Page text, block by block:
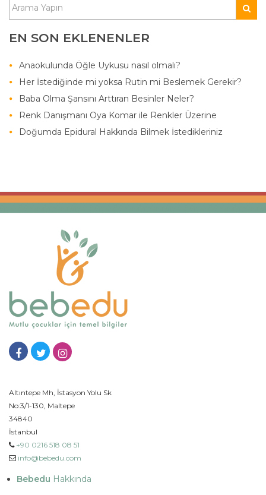
EN SON EKLENENLER
Anaokulunda Öğle Uykusu nasıl olmalı?
Her İstediğinde mi yoksa Rutin mi Beslemek Gerekir?
Baba Olma Şansını Arttıran Besinler Neler?
Renk Danışmanı Oya Komar ile Renkler Üzerine
Doğumda Epidural Hakkında Bilmek İstedikleriniz
Altıntepe Mh, İstasyon Yolu Sk
No:3/1-130, Maltepe
34840
İstanbul
+90 0216 518 08 51
info@bebedu.com
Bebedu Hakkında